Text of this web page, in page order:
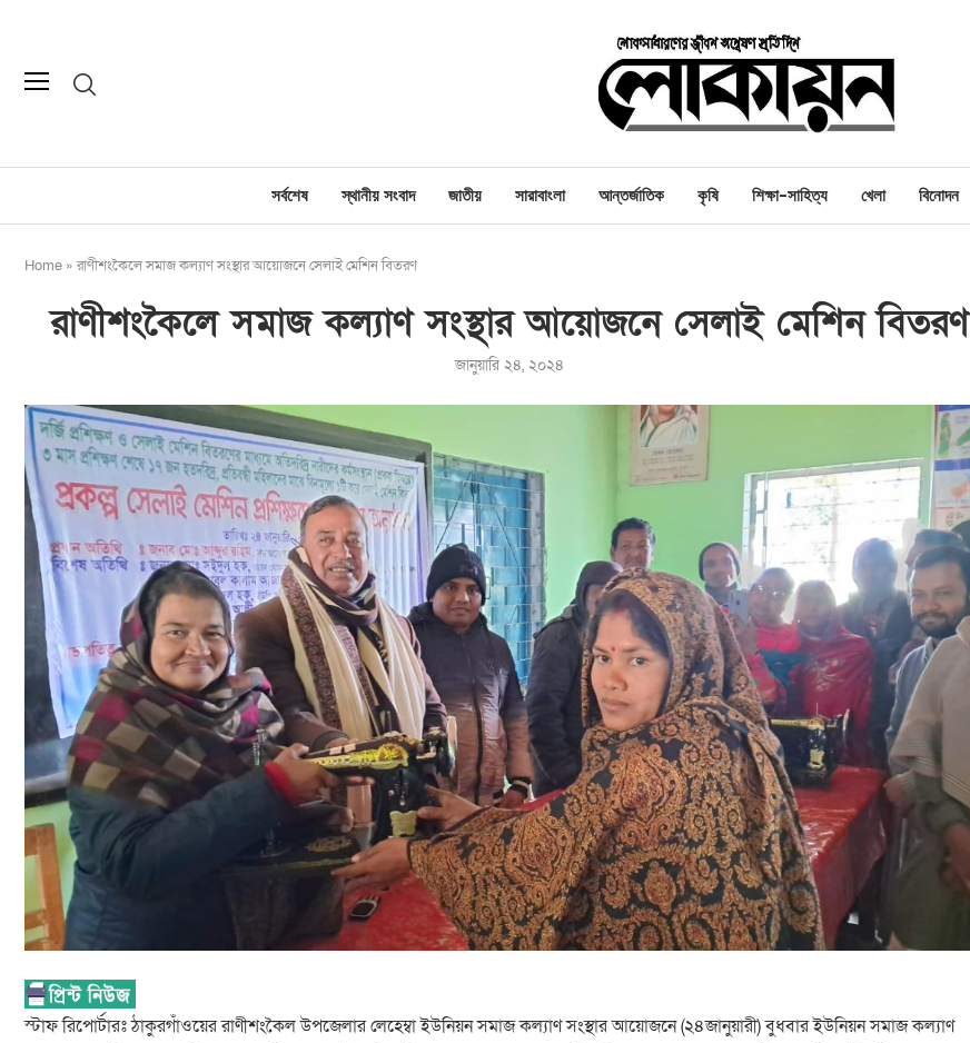
সর্বশেষ স্থানীয় সংবাদ জাতীয় সারাবাংলা আন্তর্জাতিক কৃষি শিক্ষা-সাহিত্য খেলা বিনোদন
Home »রাণীশংকৈলে সমাজ কল্যাণ সংস্থার আয়োজনে সেলাই মেশিন বিতরণ
রাণীশংকৈলে সমাজ কল্যাণ সংস্থার আয়োজনে সেলাই মেশিন বিতরণ
জানুয়ারি ২৪, ২০২৪
স্টাফ রিপোর্টারঃ ঠাকুরগাঁওয়ের রাণীশংকৈল উপজেলার লেহেম্বা ইউনিয়ন সমাজ কল্যাণ সংস্থার আয়োজনে (২৪জানুয়ারী) বুধবার ইউনিয়ন সমাজ কল্যাণ